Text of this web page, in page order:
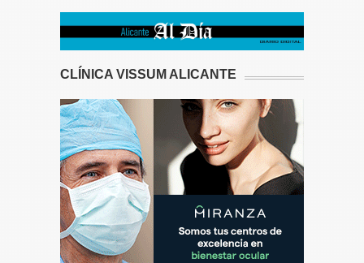
CLÍNICA VISSUM ALICANTE